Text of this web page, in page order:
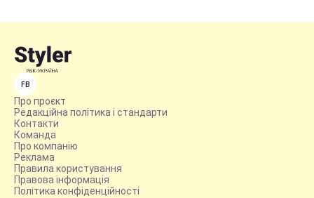
FB
Про проєкт
Редакційна політика і стандарти
Контакти
Команда
Про компанію
Реклама
Правила користування
Правова інформація
Політика конфіденційності